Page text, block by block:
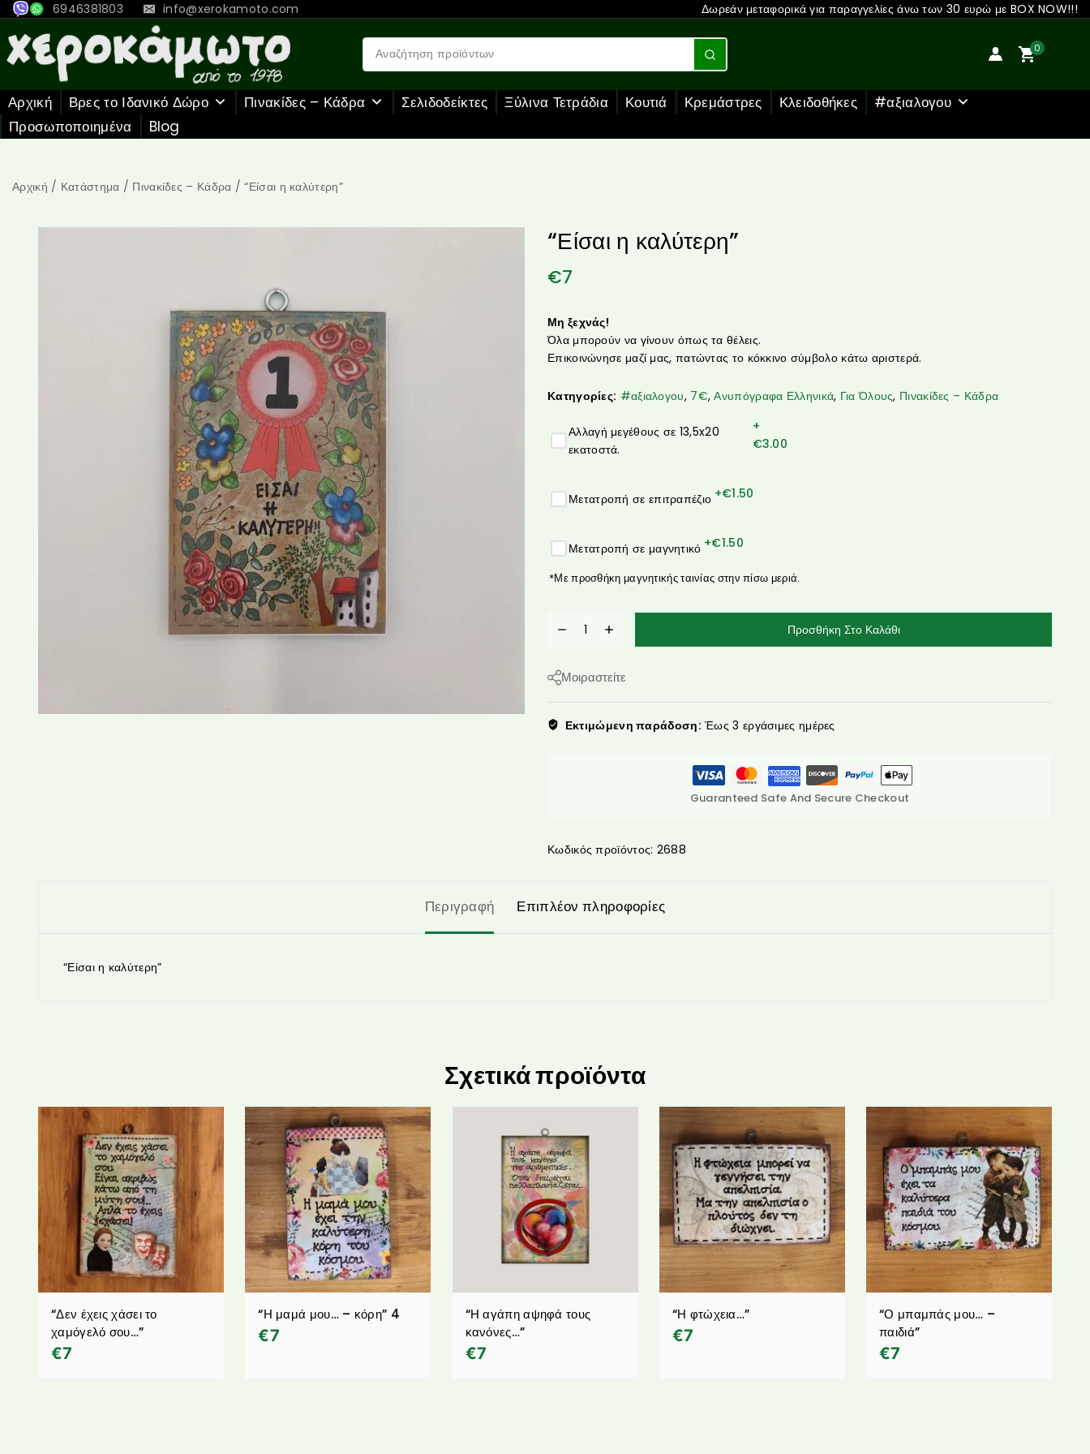
6946381803 info@xerokamoto.com Δωρεάν μεταφορικά για παραγγελίες άνω των 30 ευρώ με BOX NOW!!!
0
Αρχική Βρες το Ιδανικό Δώρο Πινακίδες – Κάδρα Σελιδοδείκτες Ξύλινα Τετράδια Κουτιά Κρεμάστρες Κλειδοθήκες
#αξιαλογου
Προσωποποιημένα
Blog
Αρχική / Κατάστημα / Πινακίδες – Κάδρα / “Είσαι η καλύτερη”
“Είσαι η καλύτερη”
€7
Μη ξεχνάς!
Όλα μπορούν να γίνουν όπως τα θέλεις.
Επικοινώνησε μαζί μας, πατώντας το κόκκινο σύμβολο κάτω αριστερά.
Κατηγορίες: #αξιαλογου, 7€,Ανυπόγραφα Ελληνικά, Για Όλους, Πινακίδες – Κάδρα
Αλλαγή μεγέθους σε 13,5x20
εκατοστά.
+
€3.00
Μετατροπή σε επιτραπέζιο +€1.50
Μετατροπή σε μαγνητικό +€1.50
*Με προσθήκη μαγνητικής ταινίας στην πίσω μεριά.
Προσθήκη Στο Καλάθι
Μοιραστείτε
Εκτιμώμενη παράδοση: Έως 3 εργάσιμες ημέρες
Guaranteed Safe And Secure Checkout
Κωδικός προϊόντος: 2688
Περιγραφή Επιπλέον πληροφορίες
“Είσαι η καλύτερη”
Σχετικά προϊόντα
“Δεν έχεις χάσει το
χαμόγελό σου…”
€7
“Η μαμά μου… – κόρη” 4
€7
“Η αγάπη αψηφά τους
κανόνες…”
€7
“Η φτώχεια…”
€7
“Ο μπαμπάς μου… –
παιδιά”
€7